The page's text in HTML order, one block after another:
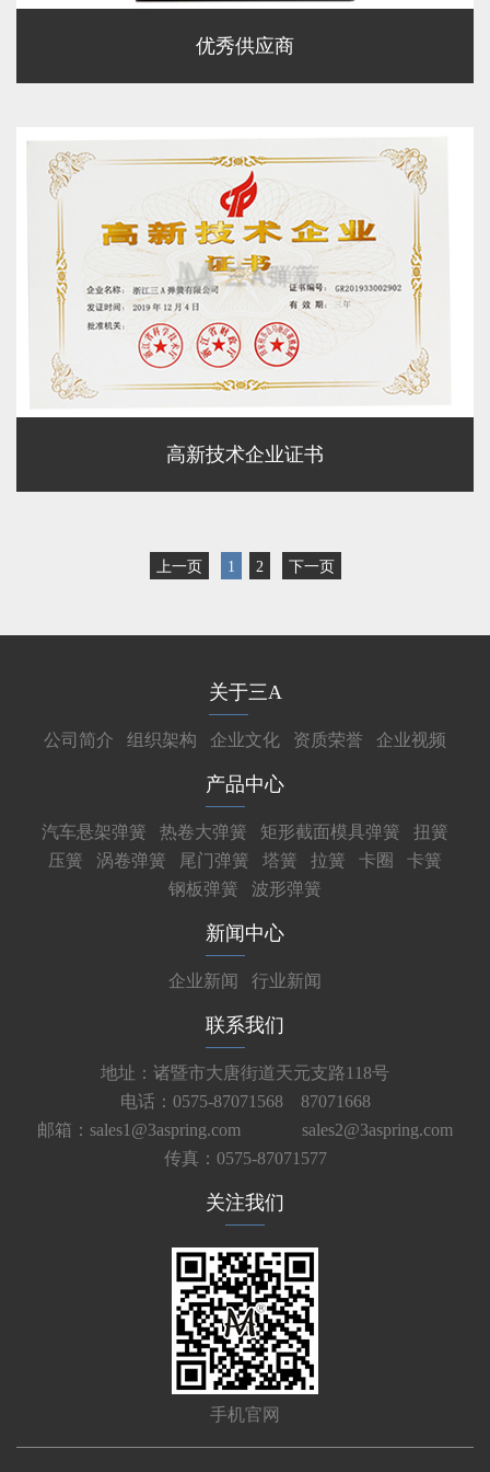
优秀供应商
高新技术企业证书
上一页 1 2 下一页
关于三A
公司简介 组织架构 企业文化 资质荣誉 企业视频
产品中心
汽车悬架弹簧 热卷大弹簧 矩形截面模具弹簧
扭簧
压簧
涡卷弹簧 尾门弹簧 塔簧 拉簧 卡圈
卡簧
钢板弹簧
波形弹簧
新闻中心
企业新闻 行业新闻
联系我们
地址：诸暨市大唐街道天元支路118号
电话：0575-87071568 87071668
邮箱：sales1@3aspring.com
sales2@3aspring.com
传真：0575-87071577
关注我们
手机官网